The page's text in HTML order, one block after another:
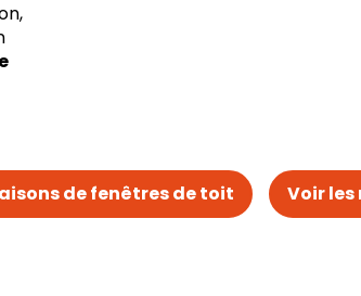
de fenêtres de toit Voir